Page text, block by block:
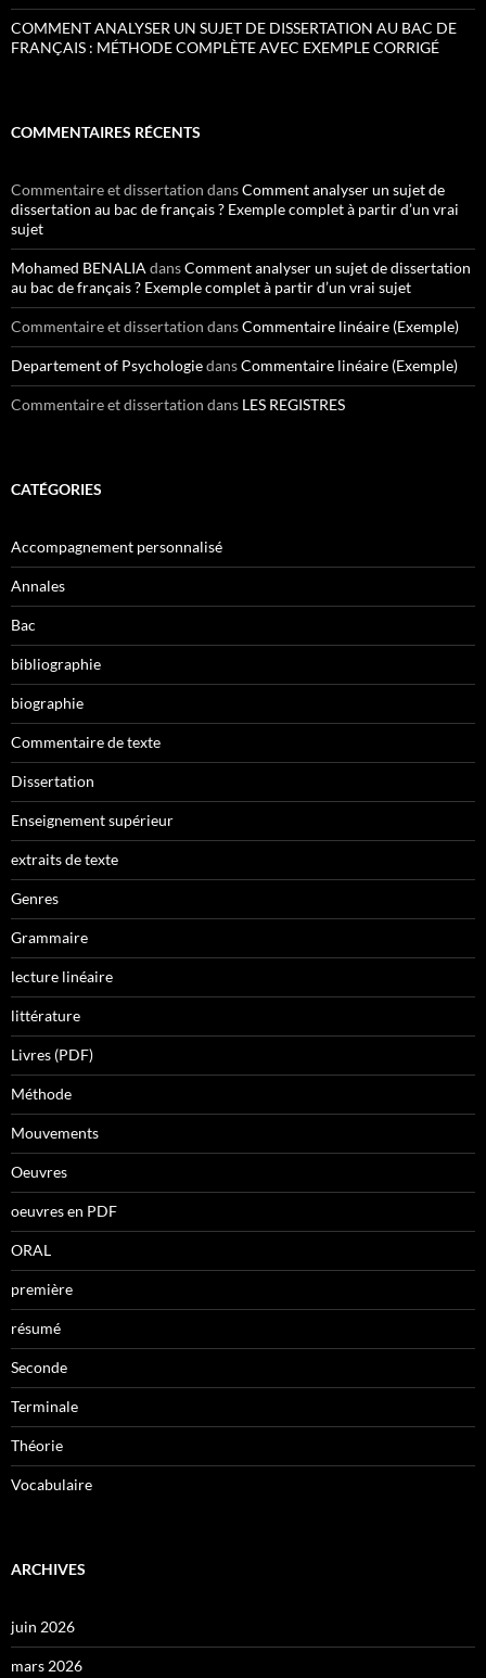
COMMENT ANALYSER UN SUJET DE DISSERTATION AU BAC DE
FRANÇAIS : MÉTHODE COMPLÈTE AVEC EXEMPLE CORRIGÉ
COMMENTAIRES RÉCENTS
Commentaire et dissertation dansComment analyser un sujet de
dissertation au bac de français ? Exemple complet à partir d’un vrai
sujet
Mohamed BENALIA dansComment analyser un sujet de dissertation
au bac de français ? Exemple complet à partir d’un vrai sujet
Commentaire et dissertation dansCommentaire linéaire (Exemple)
Departement of PsychologiedansCommentaire linéaire (Exemple)
Commentaire et dissertation dans LES REGISTRES
CATÉGORIES
Accompagnement personnalisé
Annales
Bac
bibliographie
biographie
Commentaire de texte
Dissertation
Enseignement supérieur
extraits de texte
Genres
Grammaire
lecture linéaire
littérature
Livres (PDF)
Méthode
Mouvements
Oeuvres
oeuvres en PDF
ORAL
première
résumé
Seconde
Terminale
Théorie
Vocabulaire
ARCHIVES
juin 2026
mars 2026